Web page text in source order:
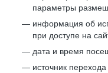
параметры
информация об
при доступе на
дата и время
источник